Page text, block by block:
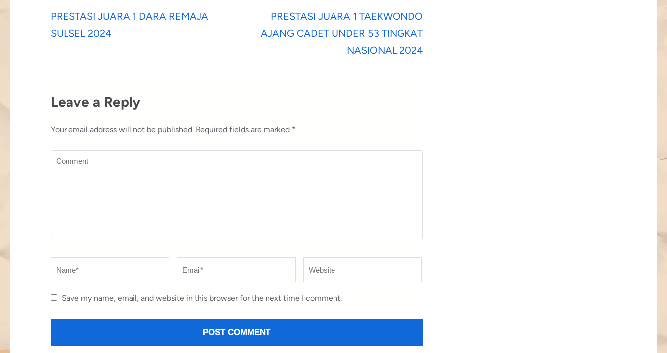
Post
navigation
PRESTASI JUARA 1 DARA REMAJA
SULSEL 2024
PRESTASI JUARA 1 TAEKWONDO
AJANG CADET UNDER 53 TINGKAT
NASIONAL 2024
Leave a Reply
Your email address will not be published. Required fields are marked *
Comment
Name Email * Website
Save my name, email, and website in this browser for the next time I comment.